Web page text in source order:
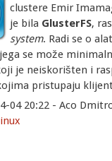
clustere Emir
je bila GlusterFS,
system. Radi se o
se može
je neiskorišten i
pristupaju
04 20:22 - Aco